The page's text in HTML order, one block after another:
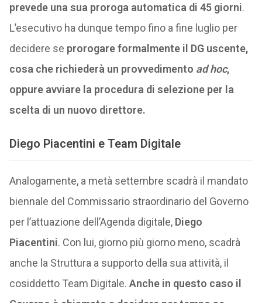
prevede una sua proroga automatica di 45 giorni.
L’esecutivo ha dunque tempo fino a fine luglio per
decidere se prorogare formalmente il DG uscente,
cosa che richiederà un provvedimento ad hoc,
oppure avviare la procedura di selezione per la
scelta di un nuovo direttore.
Diego Piacentini e Team Digitale
Analogamente, a metà settembre scadrà il mandato
biennale del Commissario straordinario del Governo
per l’attuazione dell’Agenda digitale, Diego
Piacentini. Con lui, giorno più giorno meno, scadrà
anche la Struttura a supporto della sua attività, il
cosiddetto Team Digitale. Anche in questo caso il